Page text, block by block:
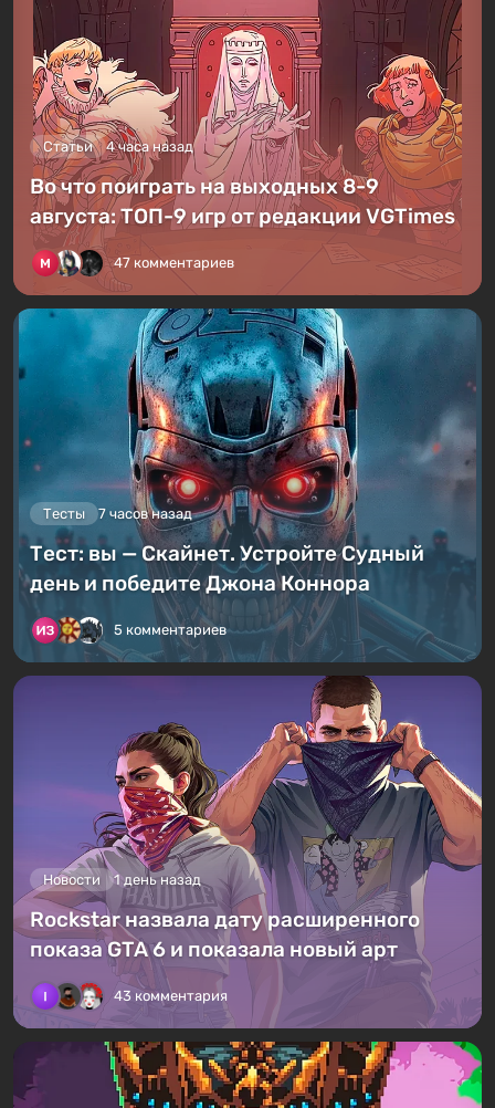
Статьи 4 часа назад
Во что поиграть на выходных 8-9
августа: ТОП-9 игр от редакции VGTimes
47 комментариев
Тесты 7 часов назад
Тест: вы — Скайнет. Устройте Судный
день и победите Джона Коннора
5 комментариев
Новости 1 день назад
Rockstar назвала дату расширенного
показа GTA 6 и показала новый арт
43 комментария